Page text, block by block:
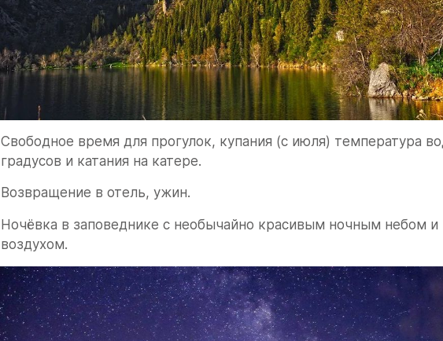
Свободное время для прогулок, купания (с июля) температура
градусов и катания на катере.
Возвращение в отель, ужин.
Ночёвка в заповеднике с необычайно красивым ночным небом
воздухом.